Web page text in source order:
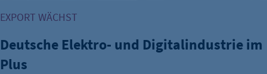
Cookie Laufzeit:
fe_typo_user
EXPORT WÄCHST
Deutsche Elektro- und Digitalindustrie im
Plus